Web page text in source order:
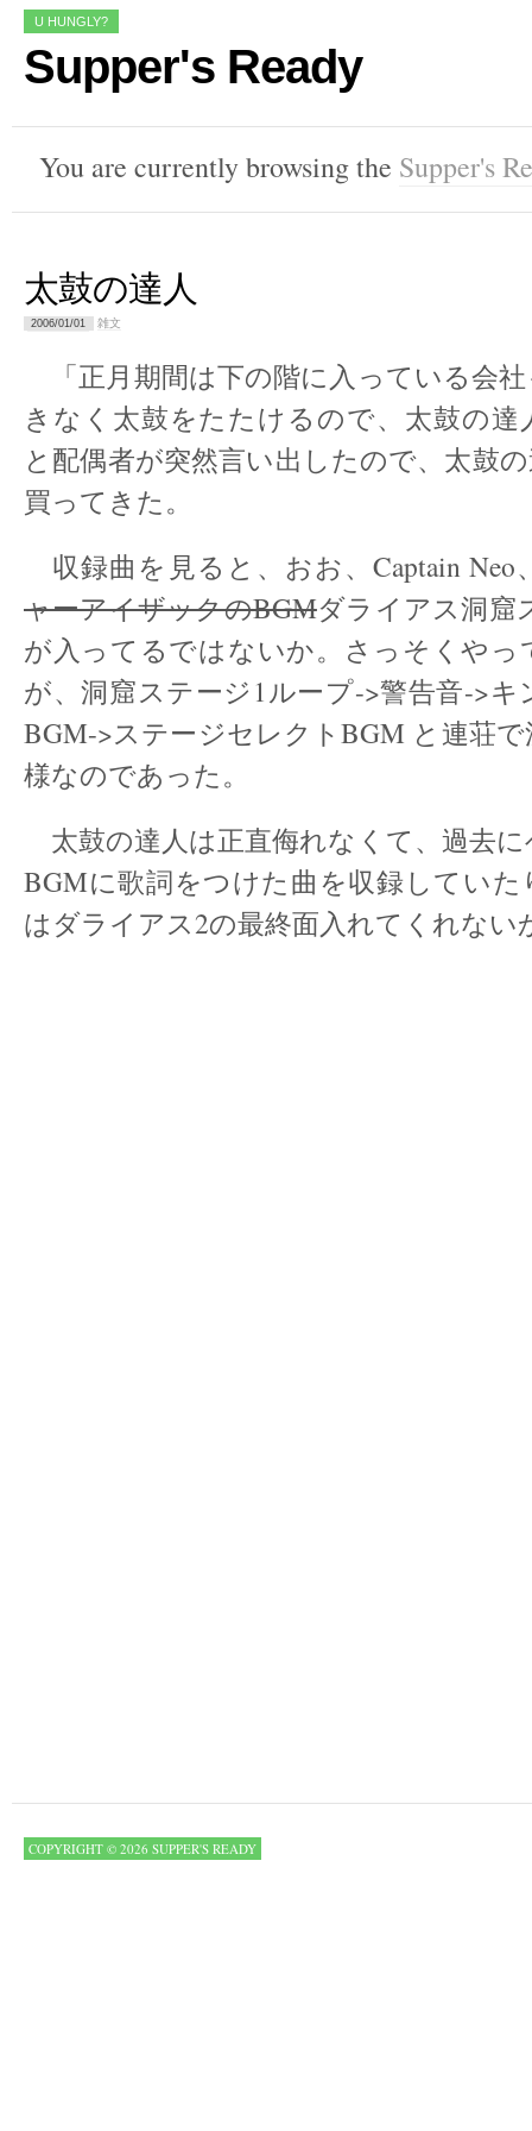
U HUNGLY?
Supper's Ready
You are currently browsing the Supper's
太鼓の達人
2006/01/01 雑文
「正月期間は下の階に入っている会
きなく太鼓をたたけるので、太鼓の達
と配偶者が突然言い出したので、太鼓
買ってきた。
収録曲を見ると、おお、Captain Neo
ャーアイザックのBGMダライアス洞窟
が入ってるではないか。さっそくやっ
が、洞窟ステージ1ループ->警告音->
BGM->ステージセレクトBGM と連荘
様なのであった。
太鼓の達人は正直侮れなくて、過去
BGMに歌詞をつけた曲を収録してい
はダライアス2の最終面入れてくれな
COPYRIGHT © 2026 SUPPER'S READY